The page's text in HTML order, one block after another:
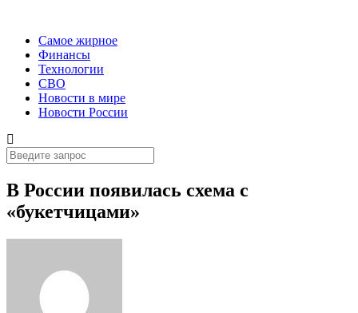
Самое жирное
Финансы
Технологии
СВО
Новости в мире
Новости России
В России появилась схема с
«букетчицами»